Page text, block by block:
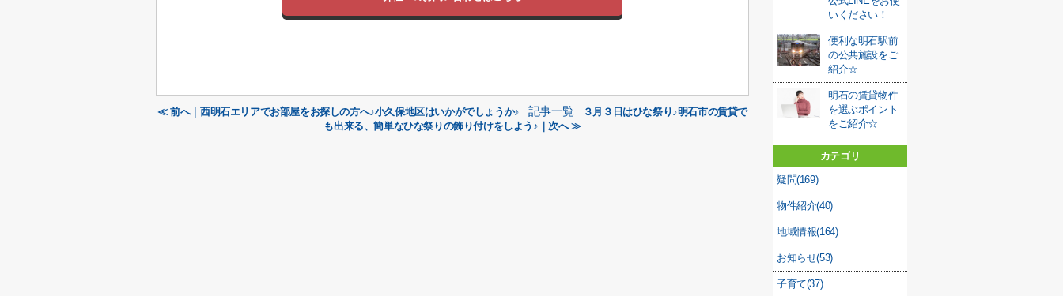
≪ 前へ｜西明石エリアでお部屋をお探しの方へ♪小久保地区はいかがでしょうか♪ 記事一覧
３月３日はひな祭り♪明石市の賃貸で
も出来る、簡単なひな祭りの飾り付けをしよう♪｜次へ ≫
いください！
便利な明石駅前
の公共施設をご
紹介☆
明石の賃貸物件
を選ぶポイント
をご紹介☆
カテゴリ
疑問(169)
物件紹介(40)
地域情報(164)
お知らせ(53)
子育て(37)